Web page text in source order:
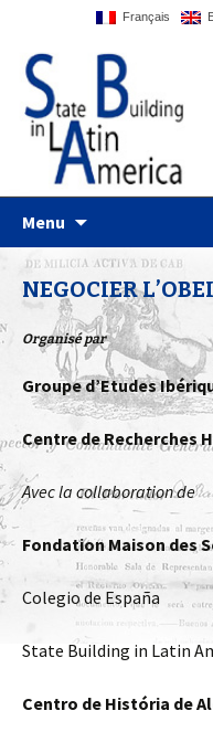
Français
Statebglat
Just another
Menu
NEGOCIER
Organisé par
Groupe d’Etudes
Centre de Recherches
Avec la collaboration de
Fondation Maison des
Colegio de España
State Building in Latin
Centro de História de